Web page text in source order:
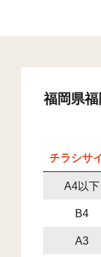
福岡県
チラシサ
A4以下
B4
A3